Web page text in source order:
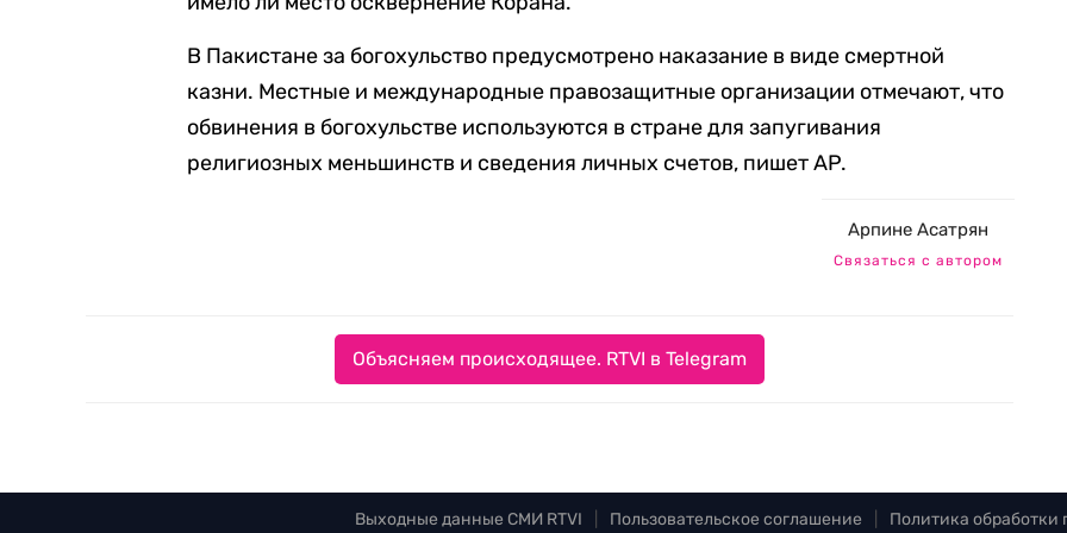
В Пакистане за богохульство предусмотрено наказание в виде смертной
казни. Местные и международные правозащитные организации отмечают, что
обвинения в богохульстве используются в стране для запугивания
религиозных меньшинств и сведения личных счетов, пишет AP.
Арпине Асатрян
Связаться с автором
Объясняем происходящее. RTVI в Telegram
Выходные данные СМИ RTVI Пользовательское соглашение Политика